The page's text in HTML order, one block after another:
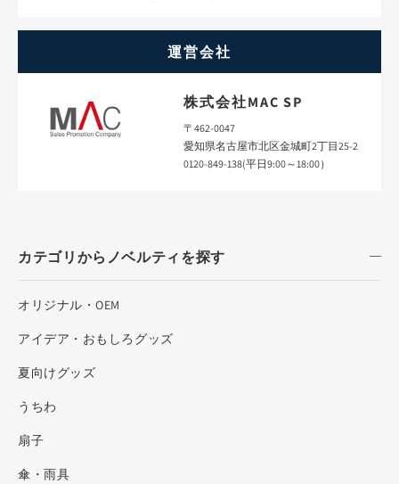
運営会社
株式会社MAC SP
〒462-0047
愛知県名古屋市北区金城町2丁目25-2
0120-849-138(平日9:00～18:00）
カテゴリからノベルティを探す
オリジナル・OEM
アイデア・おもしろグッズ
夏向けグッズ
うちわ
扇子
傘・雨具